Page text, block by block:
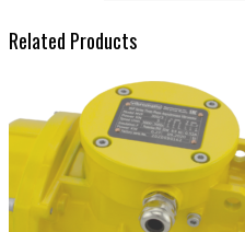
Related Products